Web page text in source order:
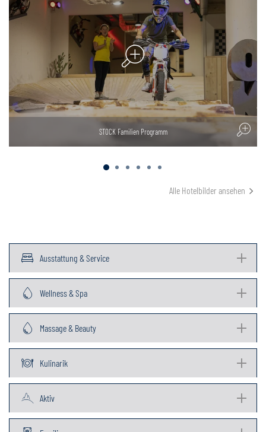
STOCK Familien Programm
Alle Hotelbilder ansehen
Ausstattung & Service
Wellness & Spa
Massage & Beauty
Kulinarik
Aktiv